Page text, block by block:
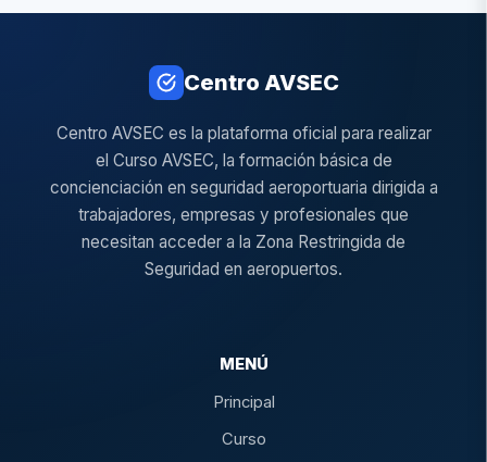
Centro AVSEC
Centro AVSEC es la plataforma oficial para realizar
el Curso AVSEC, la formación básica de
concienciación en seguridad aeroportuaria dirigida a
trabajadores, empresas y profesionales que
necesitan acceder a la Zona Restringida de
Seguridad en aeropuertos.
MENÚ
Principal
Curso